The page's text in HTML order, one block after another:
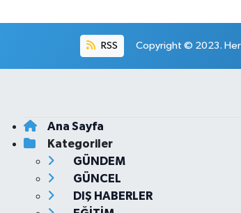
RSS Copyright © 2023. Her
Ana Sayfa
Kategoriler
GÜNDEM
GÜNCEL
DIŞ HABERLER